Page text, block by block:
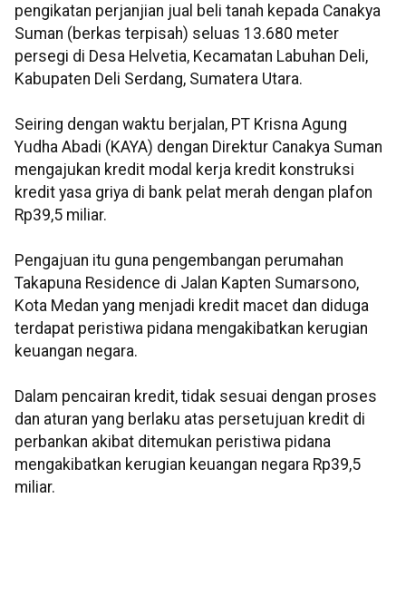
pengikatan perjanjian jual beli tanah kepada Canakya
Suman (berkas terpisah) seluas 13.680 meter
persegi di Desa Helvetia, Kecamatan Labuhan Deli,
Kabupaten Deli Serdang, Sumatera Utara.
Seiring dengan waktu berjalan, PT Krisna Agung
Yudha Abadi (KAYA) dengan Direktur Canakya Suman
mengajukan kredit modal kerja kredit konstruksi
kredit yasa griya di bank pelat merah dengan plafon
Rp39,5 miliar.
Pengajuan itu guna pengembangan perumahan
Takapuna Residence di Jalan Kapten Sumarsono,
Kota Medan yang menjadi kredit macet dan diduga
terdapat peristiwa pidana mengakibatkan kerugian
keuangan negara.
Dalam pencairan kredit, tidak sesuai dengan proses
dan aturan yang berlaku atas persetujuan kredit di
perbankan akibat ditemukan peristiwa pidana
mengakibatkan kerugian keuangan negara Rp39,5
miliar.